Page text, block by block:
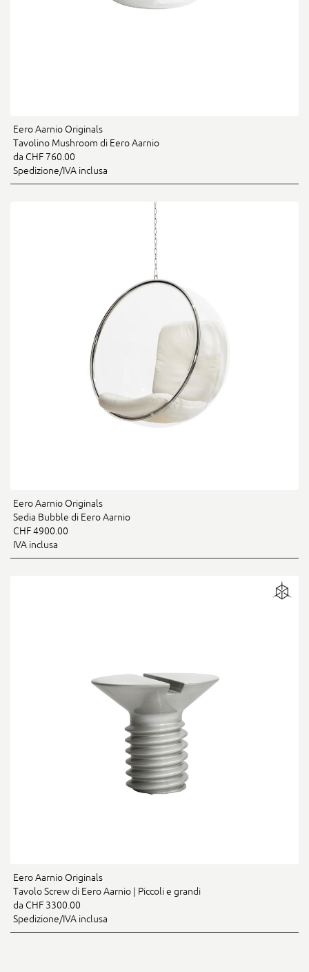
Eero Aarnio Originals
Tavolino Mushroom di Eero Aarnio
da CHF 760.00
Spedizione/IVA inclusa
Eero Aarnio Originals
Sedia Bubble di Eero Aarnio
CHF 4900.00
IVA inclusa
Eero Aarnio Originals
Tavolo Screw di Eero Aarnio | Piccoli e grandi
da CHF 3300.00
Spedizione/IVA inclusa